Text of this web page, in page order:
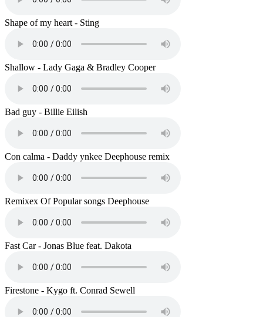
Shape of my heart - Sting
Shallow - Lady Gaga & Bradley Cooper
Bad guy - Billie Eilish
Con calma - Daddy ynkee Deephouse remix
Remixex Of Popular songs Deephouse
Fast Car - Jonas Blue feat. Dakota
Firestone - Kygo ft. Conrad Sewell